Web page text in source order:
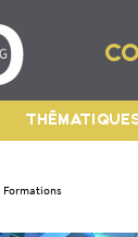
Formations